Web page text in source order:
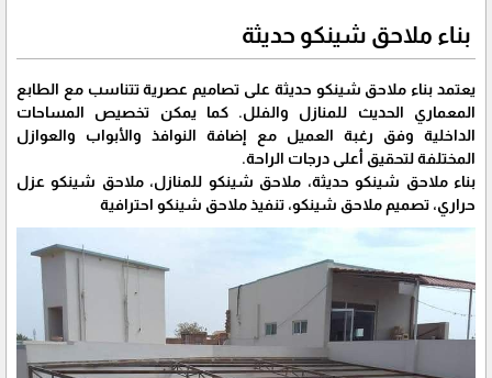
بناء ملاحق شينكو حديثة
يعتمد بناء ملاحق شينكو حديثة على تصاميم عصرية تتناسب مع الطابع
المعماري الحديث للمنازل والفلل. كما يمكن تخصيص المساحات
الداخلية وفق رغبة العميل مع إضافة النوافذ والأبواب والعوازل
المختلفة لتحقيق أعلى درجات الراحة.
بناء ملاحق شينكو حديثة، ملاحق شينكو للمنازل، ملاحق شينكو عزل
حراري، تصميم ملاحق شينكو، تنفيذ ملاحق شينكو احترافية